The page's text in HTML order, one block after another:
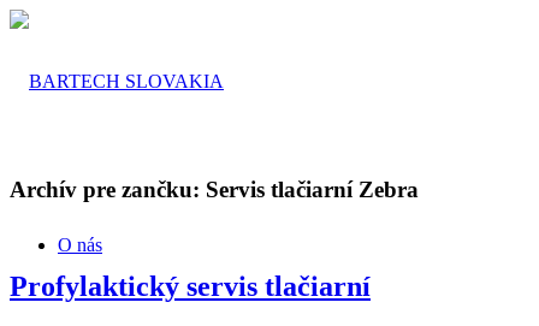
O nás
Archív pre zančku: Servis tlačiarní Zebra
Profylaktický servis tlačiarní